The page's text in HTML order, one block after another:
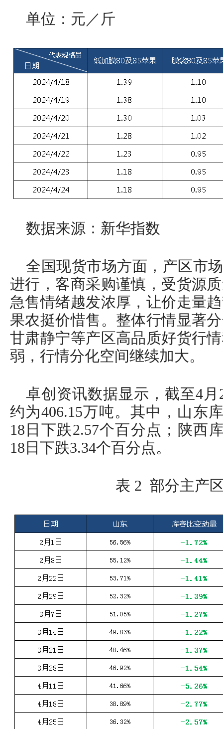
单位：元／斤
数据来源：新华指数
全国现货市场方面，产区市
进行，客商采购谨慎，受货源
急售情绪越发浓厚，让价走量
果农挺价惜售。整体行情显著
甘肃静宁等产区高品质好货行
弱，行情分化空间继续加大。
卓创资讯数据显示，截至4
约为406.15万吨。其中，山东
18日下跌2.57个百分点；陕西
18日下跌3.34个百分点。
表 2 部分主产